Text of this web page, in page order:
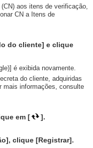
aos itens de verificação,
CN a Itens de
do cliente] e clique
é exibida novamente.
do cliente, adquiridas
mais informações, consulte
em [ ].
clique [Registrar].